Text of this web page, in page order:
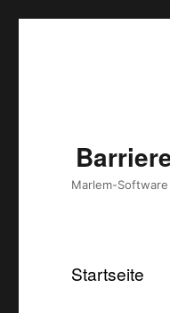
Marlem-
Startseite